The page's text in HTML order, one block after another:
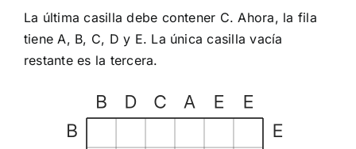
La última casilla debe contener C. Ahora, la fila
tiene A, B, C, D y E. La única casilla vacía
restante es la tercera.